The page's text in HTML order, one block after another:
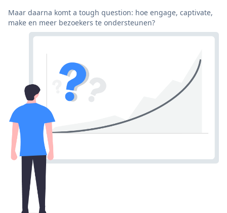
Maar daarna komt a tough question: hoe engage, captivate,
make en meer bezoekers te ondersteunen?